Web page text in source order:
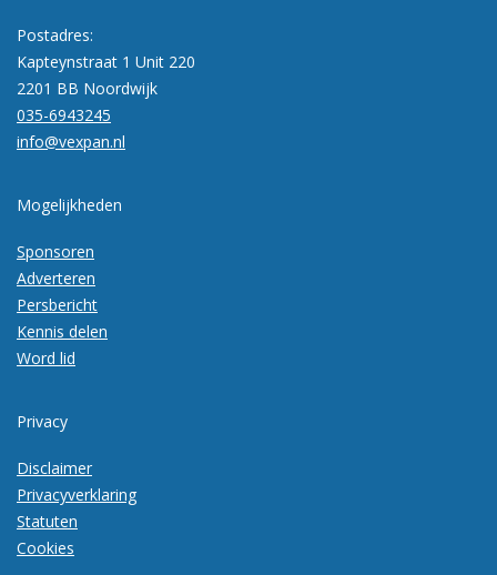
Postadres:
Kapteynstraat 1 Unit 220
2201 BB Noordwijk
035-6943245
info@vexpan.nl
Mogelijkheden
Sponsoren
Adverteren
Persbericht
Kennis delen
Word lid
Privacy
Disclaimer
Privacyverklaring
Statuten
Cookies